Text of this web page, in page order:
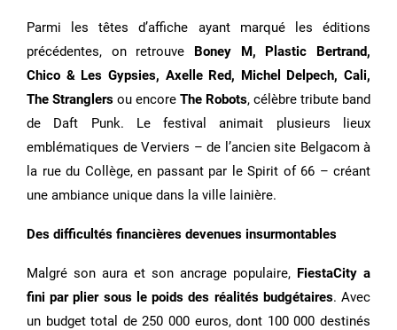
Parmi les têtes d’affiche ayant marqué les éditions
précédentes, on retrouve Boney M, Plastic Bertrand,
Chico & Les Gypsies, Axelle Red, Michel Delpech, Cali,
The Stranglers ou encore The Robots, célèbre tribute band
de Daft Punk. Le festival animait plusieurs lieux
emblématiques de Verviers – de l’ancien site Belgacom à
la rue du Collège, en passant par le Spirit of 66 – créant
une ambiance unique dans la ville lainière.
Des difficultés financières devenues insurmontables
Malgré son aura et son ancrage populaire, FiestaCity a
fini par plier sous le poids des réalités budgétaires. Avec
un budget total de 250 000 euros, dont 100 000 destinés